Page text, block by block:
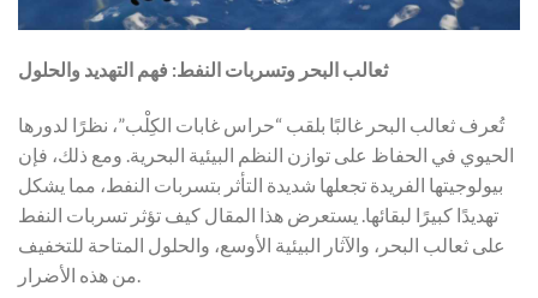
ثعالب البحر وتسربات النفط: فهم التهديد والحلول
تُعرف ثعالب البحر غالبًا بلقب “حراس غابات الكِلْب”، نظرًا لدورها
الحيوي في الحفاظ على توازن النظم البيئية البحرية. ومع ذلك، فإن
بيولوجيتها الفريدة تجعلها شديدة التأثر بتسربات النفط، مما يشكل
تهديدًا كبيرًا لبقائها. يستعرض هذا المقال كيف تؤثر تسربات النفط
على ثعالب البحر، والآثار البيئية الأوسع، والحلول المتاحة للتخفيف
من هذه الأضرار.